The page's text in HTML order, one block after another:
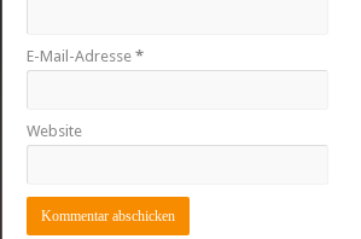
E-Mail-Adresse*
Website